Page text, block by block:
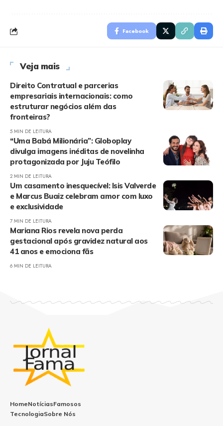
Facebook
Veja mais
Direito Contratual e parcerias
empresariais internacionais: como
estruturar negócios além das
fronteiras?
5 MIN DE LEITURA
“Uma Babá Milionária”: Globoplay
divulga imagens inéditas de novelinha
protagonizada por Juju Teófilo
2 MIN DE LEITURA
Um casamento inesquecível: Isis Valverde
e Marcus Buaiz celebram amor com luxo
e exclusividade
7 MIN DE LEITURA
Mariana Rios revela nova perda
gestacional após gravidez natural aos
41 anos e emociona fãs
6 MIN DE LEITURA
HomeNotíciasFamosos
TecnologiaSobre Nós